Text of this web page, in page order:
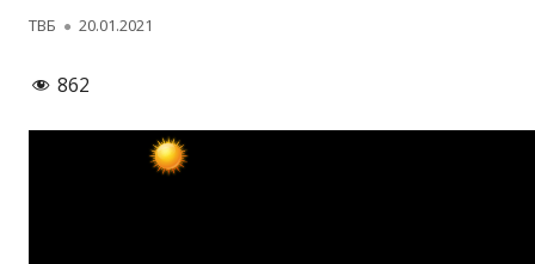
Автор
ТВБ Опубликовано
20.01.2021
862